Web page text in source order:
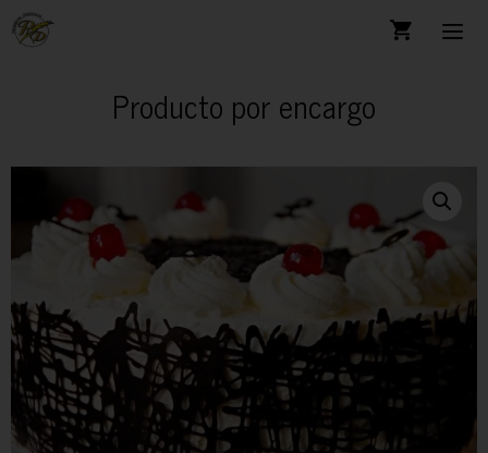
Producto por encargo